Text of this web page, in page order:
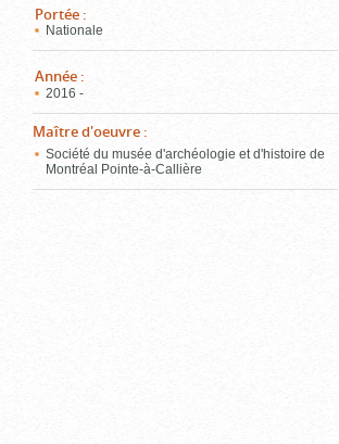
Portée :
Nationale
Année :
2016 -
Maître d'oeuvre :
Société du musée d'archéologie et d'histoire de
Montréal Pointe-à-Callière